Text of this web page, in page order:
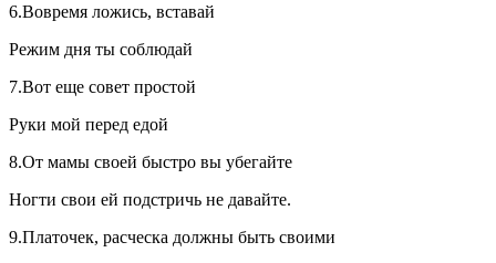
6.Вовремя ложись, вставай
Режим дня ты соблюдай
7.Вот еще совет простой
Руки мой перед едой
8.От мамы своей быстро вы убегайте
Ногти свои ей подстричь не давайте.
9.Платочек, расческа должны быть своими